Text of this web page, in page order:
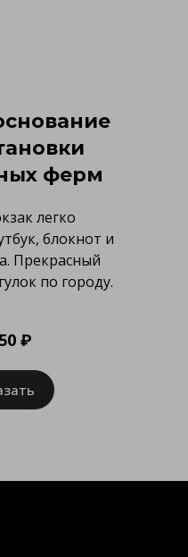
ферм
легко
блокнот и
Прекрасный
по городу.
₽